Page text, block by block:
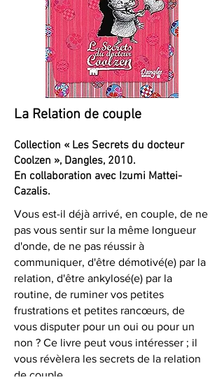
La Relation de couple
Collection « Les Secrets du docteur
Coolzen », Dangles, 2010.
En collaboration avec Izumi Mattei-
Cazalis.
Vous est-il déjà arrivé, en couple, de ne
pas vous sentir sur la même longueur
d'onde, de ne pas réussir à
communiquer, d'être démotivé(e) par la
relation, d'être ankylosé(e) par la
routine, de ruminer vos petites
frustrations et petites rancœurs, de
vous disputer pour un oui ou pour un
non ? Ce livre peut vous intéresser ; il
vous révèlera les secrets de la relation
de couple.